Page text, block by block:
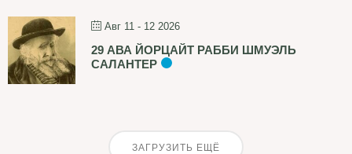
Авг 11 - 12 2026
29 АВА ЙОРЦАЙТ РАББИ ШМУЭЛЬ
САЛАНТЕР
ЗАГРУЗИТЬ ЕЩЁ